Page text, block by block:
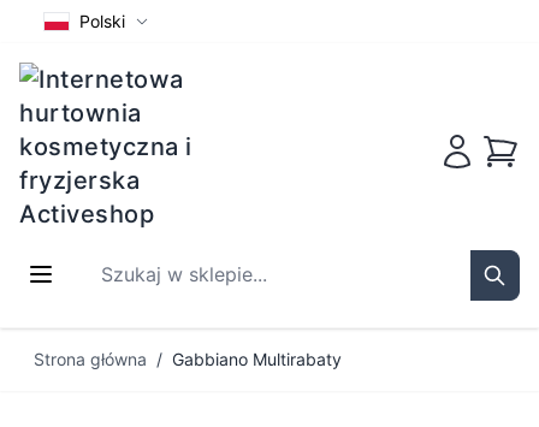
Polski
Szukaj w sklepie...
Strona główna / Gabbiano Multirabaty